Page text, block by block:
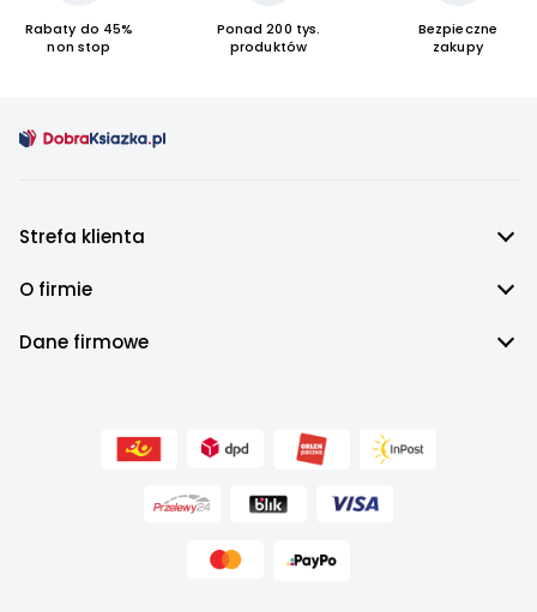
Rabaty do 45%
non stop
Ponad 200 tys.
produktów
Bezpieczne
zakupy
Strefa klienta
O firmie
Dane firmowe